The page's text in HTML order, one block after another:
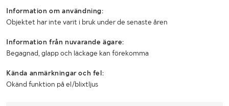
Djup (mm)
Information om användning:
Objektet har inte varit i bruk under de senaste åren
Information från nuvarande ägare:
Begagnad, glapp och läckage kan förekomma
Kända anmärkningar och fel:
Okänd funktion på el/blixtljus